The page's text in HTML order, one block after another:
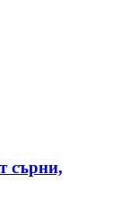
сърни,